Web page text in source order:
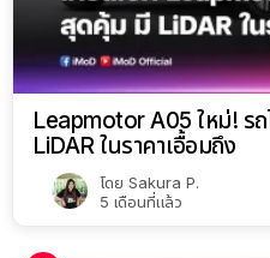
Leapmotor A05 ใหม่! ร
LiDAR ในราคาเอื้อมถึง
โดย Sakura P.
5 เดือนที่แล้ว